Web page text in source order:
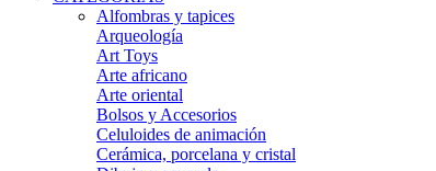
Alfombras y tapices
Arqueología
Art Toys
Arte africano
Arte oriental
Bolsos y Accesorios
Celuloides de animación
Cerámica, porcelana y cristal